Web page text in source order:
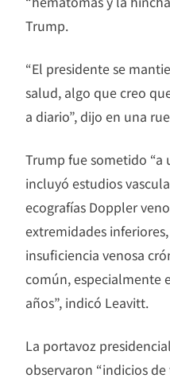
Trump.
“El presidente se
salud, algo que creo
a diario”, dijo en una
Trump fue sometido
incluyó estudios
ecografías Doppler
extremidades
insuficiencia venosa
común, especialmente
años”, indicó Leavitt.
La portavoz
observaron “indicios